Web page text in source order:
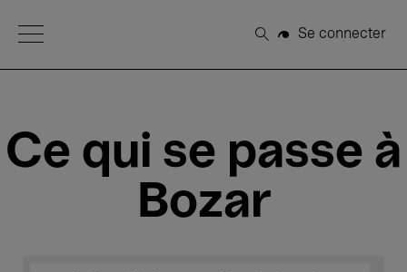
Open Menu
Rechercher
Se connecter
Ce qui se passe à
Bozar